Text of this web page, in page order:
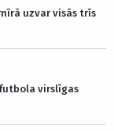
uzvar visās trīs
virslīgas